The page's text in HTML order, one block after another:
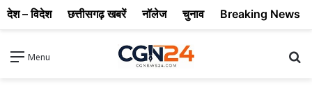
Menu
देश – विदेश छत्तीसगढ़ खबरें नॉलेज चुनाव Breaking News